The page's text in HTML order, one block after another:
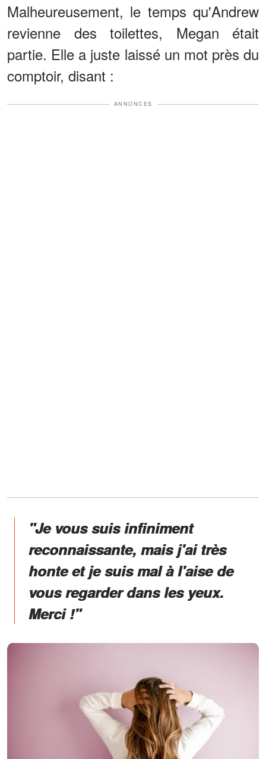
Malheureusement, le temps qu'Andrew
revienne des toilettes, Megan était
partie. Elle a juste laissé un mot près du
comptoir, disant :
ANNONCES
"Je vous suis infiniment
reconnaissante, mais j'ai très
honte et je suis mal à l'aise de
vous regarder dans les yeux.
Merci !"